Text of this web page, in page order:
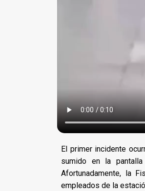
El primer incidente
sumido en la
Afortunadamente, la
empleados de la